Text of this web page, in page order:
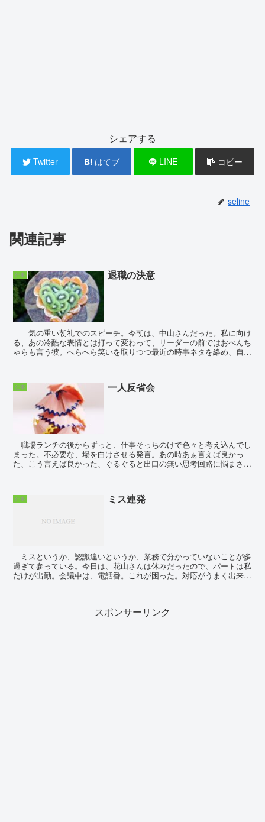
シェアする
Twitter はてブ LINE コピー
seline
関連記事
仕事 退職の決意
気の重い朝礼でのスピーチ。今朝は、中山さんだった。私に向け
る、あの冷酷な表情とは打って変わって、リーダーの前ではおべんち
ゃらも言う彼。へらへら笑いを取りつつ最近の時事ネタを絡め、自分
仕事 一人反省会
職場ランチの後からずっと、仕事そっちのけで色々と考え込んでし
まった。不必要な、場を白けさせる発言。あの時あぁ言えば良かっ
た、こう言えば良かった、ぐるぐると出口の無い思考回路に悩まされ
仕事 ミス連発
ミスというか、認識違いというか、業務で分かっていないことが多
過ぎて参っている。今日は、花山さんは休みだったので、パートは私
だけが出勤。会議中は、電話番。これが困った。対応がうまく出来
スポンサーリンク